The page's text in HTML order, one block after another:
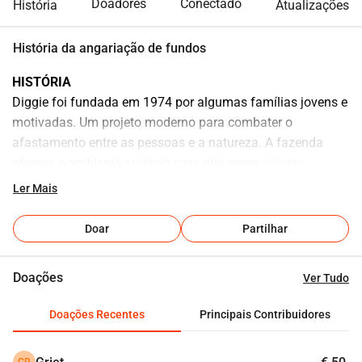
História Doadores Conectado Atualizações
História da angariação de fundos
HISTÓRIA
Diggie foi fundada em 1974 por algumas famílias jovens e
motivadas. Um projeto moderno para combater o
afastamento entre as pessoas e a natureza. A fazenda
essenciais possam florescer.
Diggie organiza seus próprios acampamentos inclusivos
durante as férias escolares, possui um centro de
ficar, e realiza um trabalho diário de voluntariado onde
personalizada na fazenda.
Ler Mais
Doar Partilhar
Doações Ver Tudo
Doações Recentes Principais Contribuidores